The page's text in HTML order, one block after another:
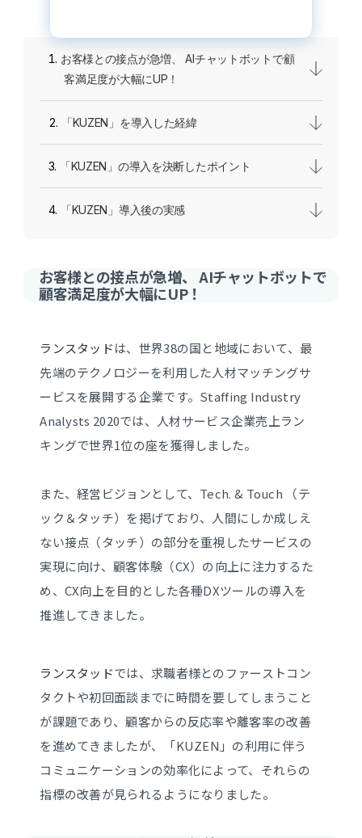
お客様との接点が急増、 AIチャットボットで顧
客満足度が大幅にUP！
「KUZEN」を導入した経緯
「KUZEN」の導入を決断したポイント
「KUZEN」導入後の実感
お客様との接点が急増、 AIチャットボットで
顧客満足度が大幅にUP！
ランスタッドは、世界38の国と地域において、最
先端のテクノロジーを利用した人材マッチングサ
ービスを展開する企業です。Staffing Industry
Analysts 2020では、人材サービス企業売上ラン
キングで世界1位の座を獲得しました。
また、経営ビジョンとして、Tech. & Touch （テ
ック＆タッチ）を掲げており、人間にしか成しえ
ない接点（タッチ）の部分を重視したサービスの
実現に向け、顧客体験（CX）の向上に注力するた
め、CX向上を目的とした各種DXツールの導入を
推進してきました。
ランスタッドでは、求職者様とのファーストコン
タクトや初回面談までに時間を要してしまうこと
が課題であり、顧客からの反応率や離客率の改善
を進めてきましたが、「KUZEN」の利用に伴う
コミュニケーションの効率化によって、それらの
指標の改善が見られるようになりました。